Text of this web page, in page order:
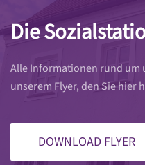
Die
Alle Informationen rund um
unserem Flyer, den Sie hier
DOWNLOAD FLYER